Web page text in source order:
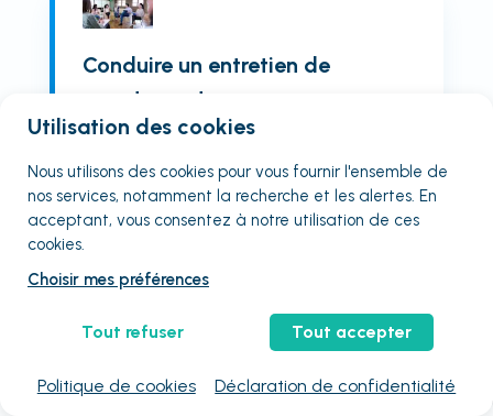
Conduire un entretien de
recrutement
Qualiopi En visio Non éligible CPF
1695€ HT/ stagiaire
Choisissez une session :
11 mars 20 sept.
Utilisation des cookies
Nous utilisons des cookies pour vous fournir l'ensemble de
nos services, notamment la recherche et les alertes. En
acceptant, vous consentez à notre utilisation de ces
cookies.
Choisir mes préférences
Tout refuser Tout accepter
Politique de cookies Déclaration de confidentialité